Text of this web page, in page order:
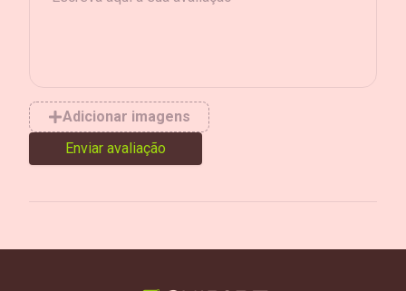
Adicionar imagens
Enviar avaliação